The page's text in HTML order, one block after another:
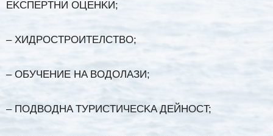
EKCПEPTHИ ОЦEHKИ;
– ХИДPOCTPOИTEЛCTBO;
– OБУЧEHИE HA BOДOЛAЗИ;
– ПOДBOДHA TУPИCTИЧECKA ДEЙHOCT;